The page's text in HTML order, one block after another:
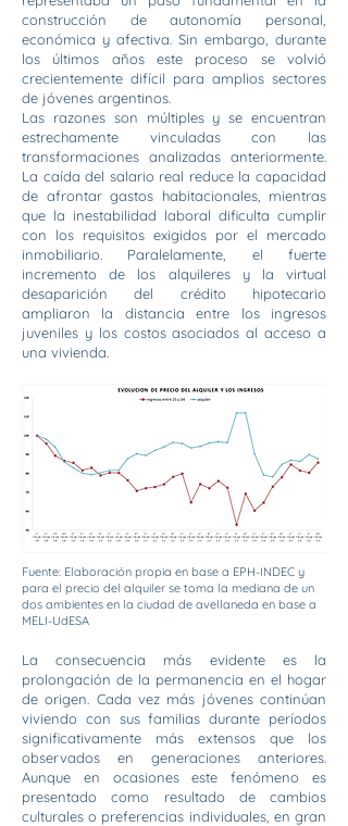
construcción de autonomía personal,
económica y afectiva. Sin embargo, durante
los últimos años este proceso se volvió
crecientemente difícil para amplios sectores
de jóvenes argentinos.
Las razones son múltiples y se encuentran
estrechamente vinculadas con las
transformaciones analizadas anteriormente.
La caída del salario real reduce la capacidad
de afrontar gastos habitacionales, mientras
que la inestabilidad laboral dificulta cumplir
con los requisitos exigidos por el mercado
inmobiliario. Paralelamente, el fuerte
incremento de los alquileres y la virtual
desaparición del crédito hipotecario
ampliaron la distancia entre los ingresos
juveniles y los costos asociados al acceso a
una vivienda.
Fuente: Elaboración propia en base a EPH-INDEC y
para el precio del alquiler se toma la mediana de un
dos ambientes en la ciudad de avellaneda en base a
MELI-UdESA
La consecuencia más evidente es la
prolongación de la permanencia en el hogar
de origen. Cada vez más jóvenes continúan
viviendo con sus familias durante períodos
significativamente más extensos que los
observados en generaciones anteriores.
Aunque en ocasiones este fenómeno es
presentado como resultado de cambios
culturales o preferencias individuales, en gran